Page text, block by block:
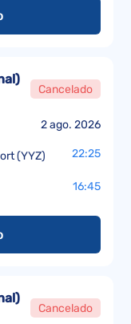
2 ago. 2026
Cancelado
(YYZ) 22:25
16:45
Cancelado